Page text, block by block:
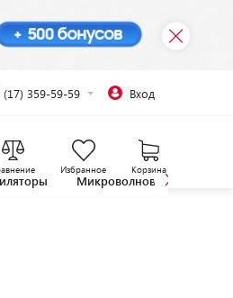
(17) 359-59-59 Вход
Избранное Корзина
Микроволновые печи